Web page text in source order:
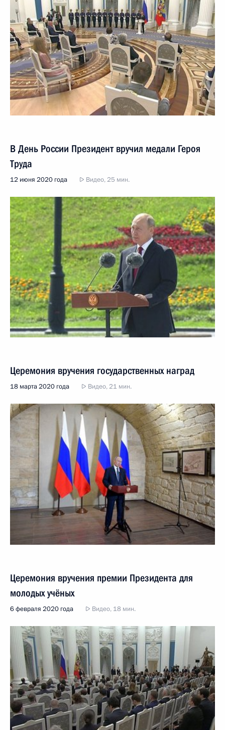
В День России Президент вручил медали Героя
Труда
12 июня 2020 года Видео, 25 мин.
Церемония вручения государственных наград
18 марта 2020 года Видео, 21 мин.
Церемония вручения премии Президента для
молодых учёных
6 февраля 2020 года Видео, 18 мин.